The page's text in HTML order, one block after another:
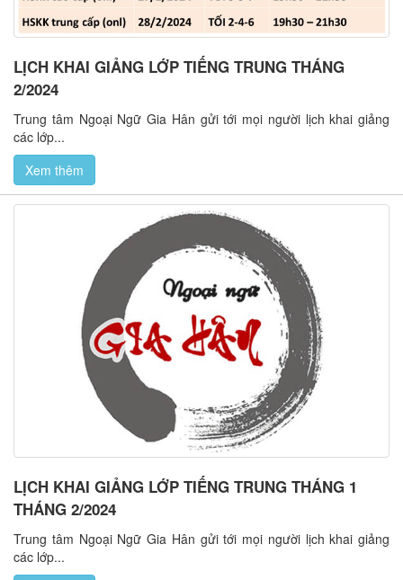
LỊCH KHAI GIẢNG LỚP TIẾNG TRUNG THÁNG
2/2024
Trung tâm Ngoại Ngữ Gia Hân gửi tới mọi người lịch khai giảng
các lớp...
Xem thêm
LỊCH KHAI GIẢNG LỚP TIẾNG TRUNG THÁNG 1
THÁNG 2/2024
Trung tâm Ngoại Ngữ Gia Hân gửi tới mọi người lịch khai giảng
các lớp...